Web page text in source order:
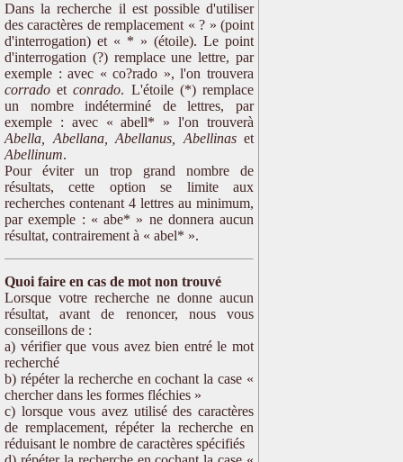
Dans la recherche il est possible d'utiliser
des caractères de remplacement « ? » (point
d'interrogation) et « * » (étoile). Le point
d'interrogation (?) remplace une lettre, par
exemple : avec « co?rado », l'on trouvera
corrado etconrado. L'étoile (*) remplace
un nombre indéterminé de lettres, par
exemple : avec « abell* » l'on trouverà
Abella, Abellana, Abellanus, Abellinaset
Abellinum.
Pour éviter un trop grand nombre de
résultats, cette option se limite aux
recherches contenant 4 lettres au minimum,
par exemple : « abe* » ne donnera aucun
résultat, contrairement à « abel* ».
Quoi faire en cas de mot non trouvé
Lorsque votre recherche ne donne aucun
résultat, avant de renoncer, nous vous
conseillons de :
a) vérifier que vous avez bien entré le mot
recherché
b) répéter la recherche en cochant la case «
chercher dans les formes fléchies »
c) lorsque vous avez utilisé des caractères
de remplacement, répéter la recherche en
réduisant le nombre de caractères spécifiés